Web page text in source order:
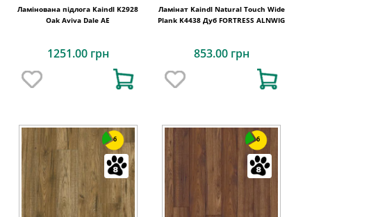
Ламінована підлога Kaindl K2928
Oak Aviva Dale AE
1251.00 грн
Ламінат Kaindl Natural Touch Wide
Plank K4438 Дуб FORTRESS ALNWIG
853.00 грн
6 6